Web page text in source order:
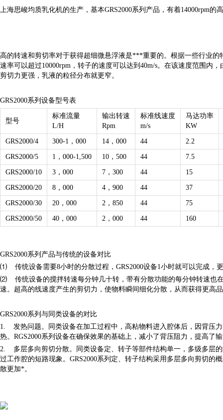
上海思峻均质乳化机的生产，基本GRS2000系列产品，有着14000rpm
高的转速和剪切率对于获得超细微悬浮液是***重要的。根据一些行业的
速率可以超过10000rpm，转子的速度可以达到40m/s。在该速度范围内
剪切力更强，乳液的粒径分布就更窄。
GRS2000系列设备型号表
型号
标准流量
L/H
输出转速
Rpm
标准线速度
m/s
马达功率
KW
GRS2000/4 300-1，000 14，000 44 2.2
GRS2000/5 1，000-1,500 10，500 44 7.5
GRS2000/10 3，000 7，300 44 15
GRS2000/20 8，000 4，900 44 37
GRS2000/30 20，000 2，850 44 75
GRS2000/50 40，000 2，000 44 160
GRS2000系列产品与传统的设备对比
⑴ 传统设备需要8小时的分散过程，GRS2000设备1小时就可以完成，
⑵ 传统设备的搅拌转速每分钟几十转，带有分散功能的每分钟转速也在
速。超高的线速度产生的剪切力，使物料瞬间细化分散，从而获得更高
GRS2000系列与同类设备的对比
1. 发热问题。同类设备在加工过程中，高粘物料进入腔体后，因背压
热。RGS2000系列设备在确保效果的基础上，减小了背压阻力，提高了
2. 多层多向剪切分散。同类设备定、转子等部件结构单一，多级多层
过工作腔的短路现象。GRS2000系列定、转子结构采用多层多向剪切
散更加*。